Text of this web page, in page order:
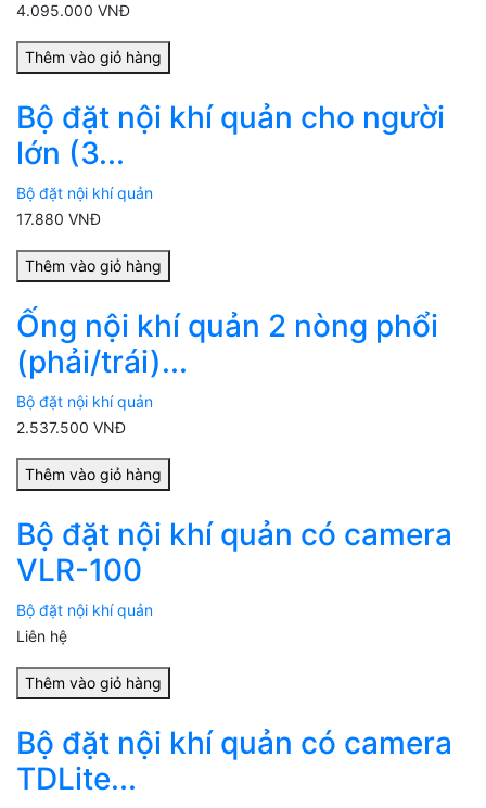
4.095.000 VNĐ
Thêm vào giỏ hàng
Bộ đặt nội khí quản cho người
lớn (3...
Bộ đặt nội khí quản
17.880 VNĐ
Thêm vào giỏ hàng
Ống nội khí quản 2 nòng phổi
(phải/trái)...
Bộ đặt nội khí quản
2.537.500 VNĐ
Thêm vào giỏ hàng
Bộ đặt nội khí quản có camera
VLR-100
Bộ đặt nội khí quản
Liên hệ
Thêm vào giỏ hàng
Bộ đặt nội khí quản có camera
TDLite...